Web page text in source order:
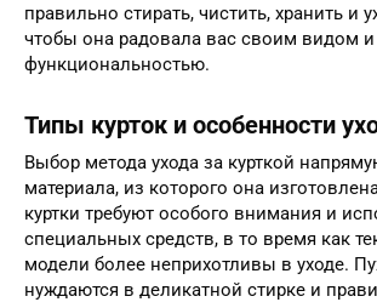
правильно стирать, чистить, хранить и
чтобы она радовала вас своим видом и
функциональностью.
Типы курток и особенности
Выбор метода ухода за курткой
материала, из которого она
куртки требуют особого внимания и
специальных средств, в то время как
модели более неприхотливы в уходе.
нуждаются в деликатной стирке и